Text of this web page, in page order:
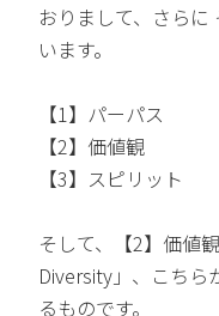
おりまして、さら
います。
【1】パーパス
【2】価値観
【3】スピリット
そして、【2】価値
Diversity」、こちら
るものです。